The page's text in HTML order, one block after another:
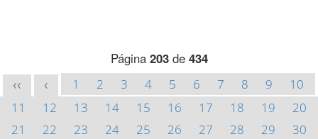
Página 203de 434
<< < 1 2 3 4 5 6 7 8 9
10
11
12 13 14 15 16 17 18 19
20
21
22 23 24 25 26 27 28 29
30